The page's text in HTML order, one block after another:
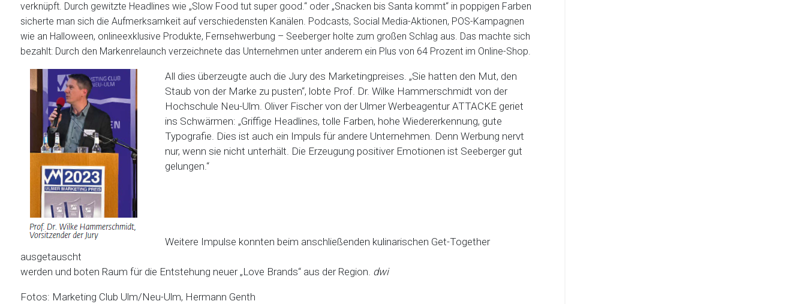
verknüpft. Durch gewitzte Headlines wie „Slow Food tut super good.“ oder „Snacken bis Santa kommt“ in poppigen Farben
sicherte man sich die Aufmerksamkeit auf verschiedensten Kanälen. Podcasts, Social Media-Aktionen, POS-Kampagnen
wie an Halloween, onlineexklusive Produkte, Fernsehwerbung – Seeberger holte zum großen Schlag aus. Das machte sich
bezahlt: Durch den Markenrelaunch verzeichnete das Unternehmen unter anderem ein Plus von 64 Prozent im Online-Shop.
All dies überzeugte auch die Jury des Marketingpreises. „Sie hatten den Mut, den
Staub von der Marke zu pusten“, lobte Prof. Dr. Wilke Hammerschmidt von der
Hochschule Neu-Ulm. Oliver Fischer von der Ulmer Werbeagentur ATTACKE geriet
ins Schwärmen: „Griffige Headlines, tolle Farben, hohe Wiedererkennung, gute
Typografie. Dies ist auch ein Impuls für andere Unternehmen. Denn Werbung nervt
nur, wenn sie nicht unterhält. Die Erzeugung positiver Emotionen ist Seeberger gut
gelungen.“
Weitere Impulse konnten beim anschließenden kulinarischen Get-Together
ausgetauscht
werden und boten Raum für die Entstehung neuer „Love Brands“ aus der Region. dwi
Fotos: Marketing Club Ulm/Neu-Ulm, Hermann Genth